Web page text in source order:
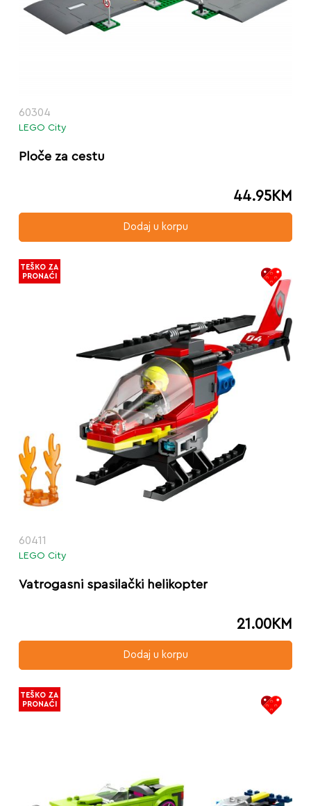
60304
LEGO City
Ploče za cestu
44.95KM
Dodaj u korpu
60411
LEGO City
Vatrogasni spasilački helikopter
21.00KM
Dodaj u korpu
TEŠKO ZA
PRONAĆI
TEŠKO ZA
PRONAĆI